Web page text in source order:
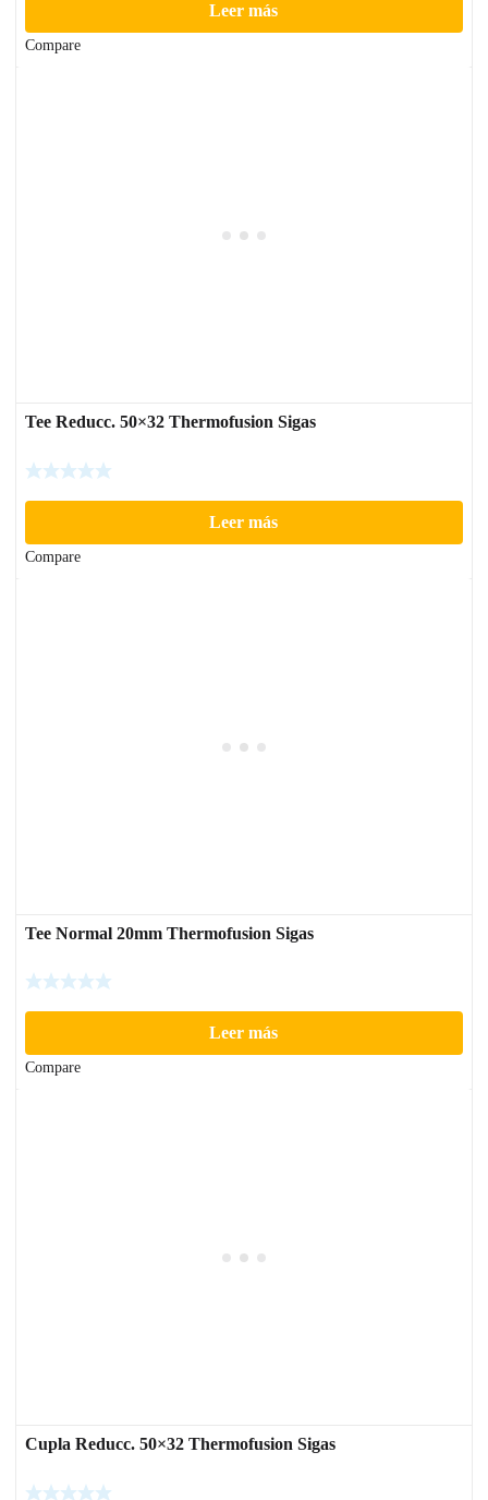
Leer más
Compare
Tee Reducc. 50×32 Thermofusion Sigas
Leer más
Compare
Tee Normal 20mm Thermofusion Sigas
Leer más
Compare
Cupla Reducc. 50×32 Thermofusion Sigas